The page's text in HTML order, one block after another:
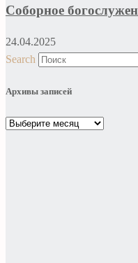
Соборное
24.04.2025
Search
Архивы записей
Архивы